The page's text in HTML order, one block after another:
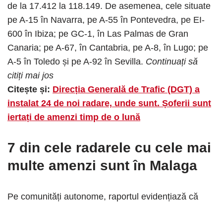
de la 17.412 la 118.149. De asemenea, cele situate
pe A-15 în Navarra, pe A-55 în Pontevedra, pe EI-
600 în Ibiza; pe GC-1, în Las Palmas de Gran
Canaria; pe A-67, în Cantabria, pe A-8, în Lugo; pe
A-5 în Toledo și pe A-92 în Sevilla. Continuați să
citiți mai jos
Citește și: Direcția Generală de Trafic (DGT) a
instalat 24 de noi radare, unde sunt. Șoferii sunt
iertați de amenzi timp de o lună
7 din cele radarele cu cele mai
multe amenzi sunt în Malaga
Pe comunități autonome, raportul evidențiază că